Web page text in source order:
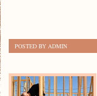
POSTED BY ADMIN